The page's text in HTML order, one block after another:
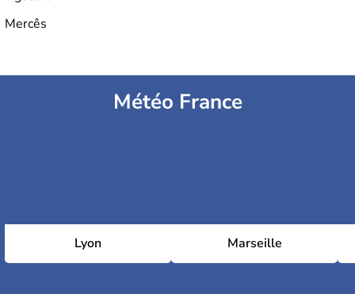
Mercês
Météo France
Lyon Marseille